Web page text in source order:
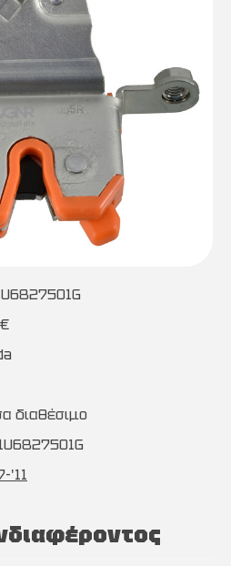
διαθέσιμο
'11